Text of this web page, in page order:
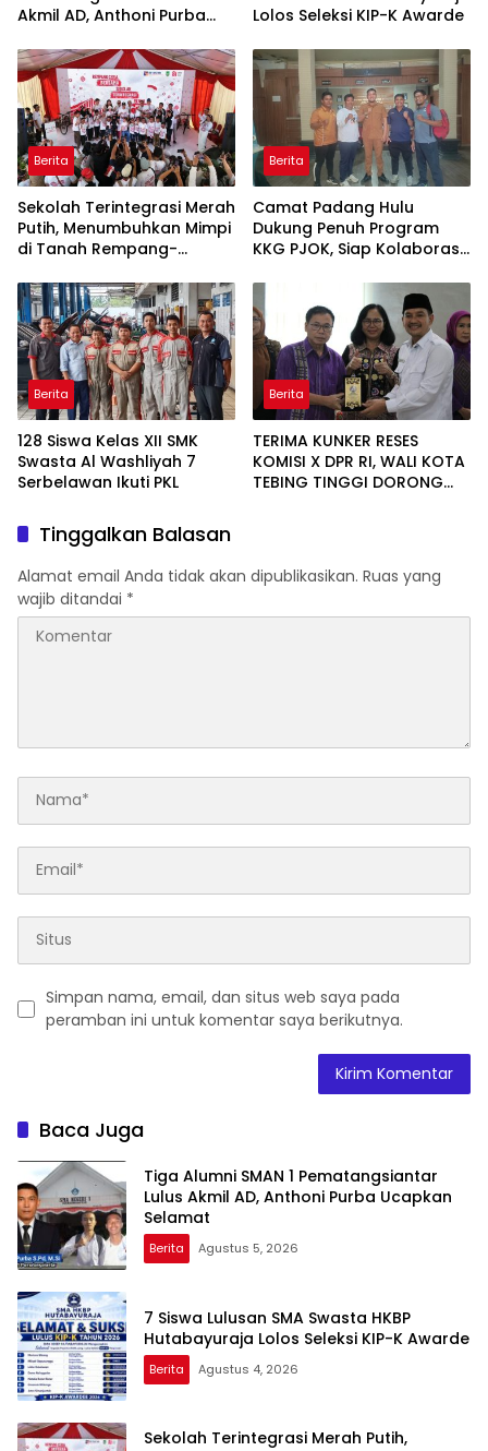
Akmil AD, Anthoni Purba
Lolos Seleksi KIP-K Awarde
Berita
Sekolah Terintegrasi Merah
Putih, Menumbuhkan Mimpi
di Tanah Rempang-
Berita
Camat Padang Hulu
Dukung Penuh Program
KKG PJOK, Siap Kolaborasi
dan Berprestasi
Berita
128 Siswa Kelas XII SMK
Swasta Al Washliyah 7
Serbelawan Ikuti PKL
Berita
TERIMA KUNKER RESES
KOMISI X DPR RI, WALI KOTA
TEBING TINGGI DORONG
Tinggalkan Balasan
Alamat email Anda tidak akan dipublikasikan. Ruas yang
wajib ditandai *
Simpan nama, email, dan situs web saya pada
peramban ini untuk komentar saya berikutnya.
Baca Juga
Tiga Alumni SMAN 1 Pematangsiantar
Lulus Akmil AD, Anthoni Purba Ucapkan
Selamat
Berita Agustus 5, 2026
7 Siswa Lulusan SMA Swasta HKBP
Hutabayuraja Lolos Seleksi KIP-K Awarde
Berita Agustus 4, 2026
Sekolah Terintegrasi Merah Putih,